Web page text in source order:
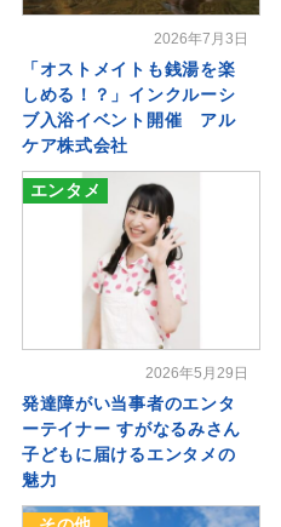
2026年7月3日
「オストメイトも銭湯を楽
しめる！？」インクルーシ
ブ入浴イベント開催 アル
ケア株式会社
エンタメ
2026年5月29日
発達障がい当事者のエンタ
ーテイナー すがなるみさん
子どもに届けるエンタメの
魅力